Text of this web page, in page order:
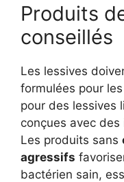
Produits
conseillés
Les lessives
formulées pour
pour des lessives
conçues avec
Les produits sans
agressifs
bactérien sain,